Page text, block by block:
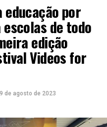
educação por
de todo
edição
Videos for
9 de agosto de 2023